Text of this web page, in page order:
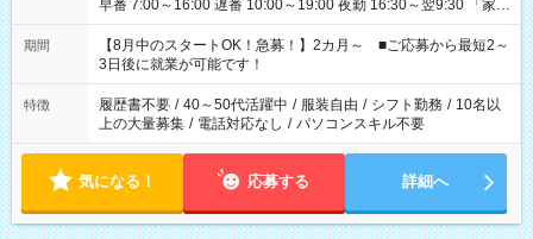
早番 7:00～16:00 遅番 10:00～19:00 夜勤 16:30～翌9:30 「家族
と休みを合わせたい」 「余裕を持って夕飯の準備がしたい」
「できれば残業はしたくない」 など、ご希望を教えてください
ね。 ※Wワーク希望の方へ 今ご覧のお仕事で希望する勤務時間
と、もう1つのお仕事の勤務時間。 合計で週40時間を超える場
合は応募できません。
期間
【8月中のスタートOK！急募！】2カ月～ ■ご応募から最短2～
3日後に就業が可能です！
特徴 履歴書不要 / 40～50代活躍中 / 服装自由 / シフト勤務 / 10名以
上の大量募集 / 電話対応なし / パソコンスキル不要
気になる！ 応募する 詳細へ